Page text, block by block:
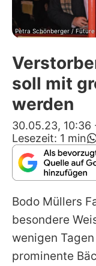
Alle
Petra Schönberger / Future
soll mit
werden
30.05.23, 10:36
Lesezeit: 1 min
Bodo Müllers
besondere
wenigen
prominente